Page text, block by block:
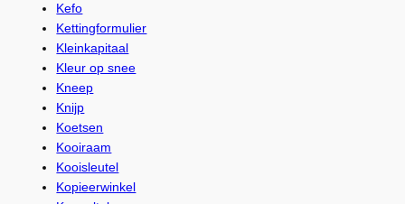
Kefo
Kettingformulier
Kleinkapitaal
Kleur op snee
Kneep
Knijp
Koetsen
Kooiraam
Kooisleutel
Kopieerwinkel